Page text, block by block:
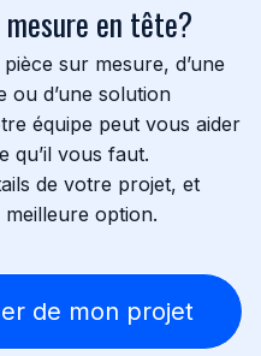
en tête?
sur mesure, d’une
ou d’une solution
équipe peut vous aider
qu’il vous faut.
de votre projet, et
option.
de mon projet